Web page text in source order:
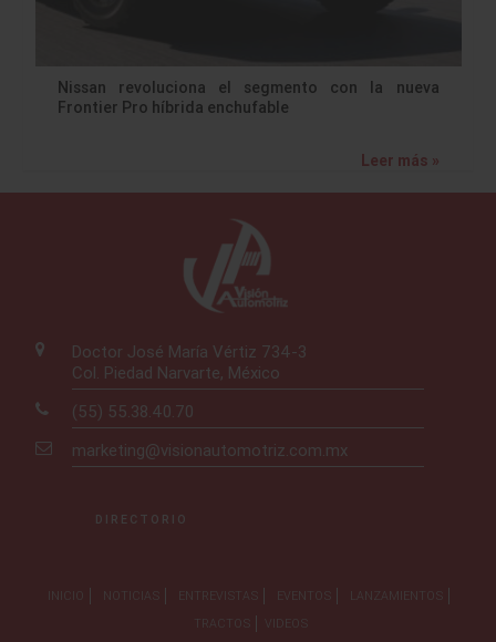
Nissan revoluciona el segmento con la nueva
Frontier Pro híbrida enchufable
Leer más »
Doctor José María Vértiz 734-3
Col. Piedad Narvarte, México
(55) 55.38.40.70
marketing@visionautomotriz.com.mx
DIRECTORIO
INICIO NOTICIAS ENTREVISTAS EVENTOS
LANZAMIENTOS
TRACTOS
VIDEOS